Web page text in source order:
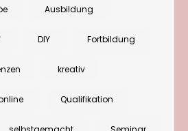
frische
Ausbildung
DIY Fortbildung
kreativ
Qualifikation